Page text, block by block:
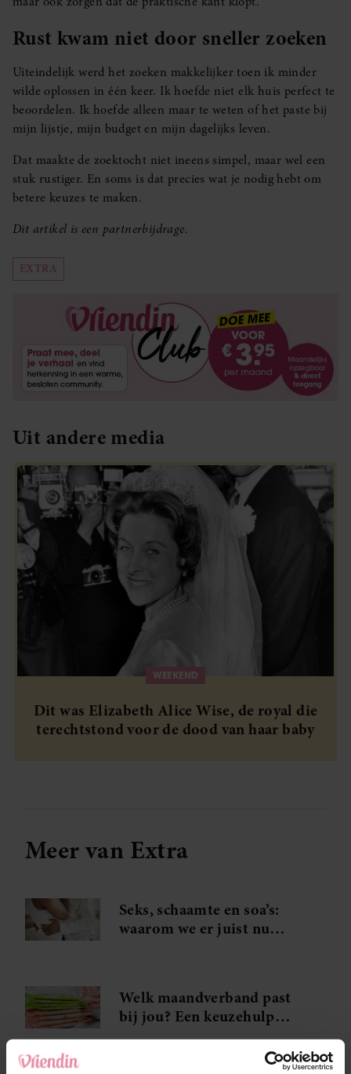
Rust kwam niet door sneller zoeken
Uiteindelijk werd het zoeken makkelijker toen ik minder
wilde oplossen in één keer. Ik hoefde niet elk huis perfect te
beoordelen. Ik hoefde alleen maar te weten of het paste bij
mijn lijstje, mijn budget en mijn dagelijks leven.
Dat maakte de zoektocht niet ineens simpel, maar wel een
stuk rustiger. En soms is dat precies wat je nodig hebt om
betere keuzes te maken.
Dit artikel is een partnerbijdrage.
EXTRA
Uit andere media
WEEKEND
Dit was Elizabeth Alice Wise, de royal die
terechtstond voor de dood van haar baby
Meer van Extra
Seks, schaamte en soa’s:
waarom we er juist nu
Welk maandverband past
bij jou? Een keuzehulp
voor verschillende
menstruatiemomenten